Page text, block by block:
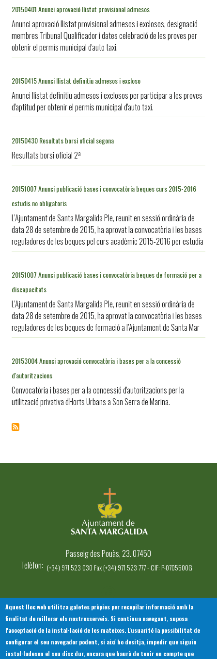
20150401 Anunci aprovació llistat provisional admesos
Anunci aprovació llistat provisional admesos i exclosos, designació
membres Tribunal Qualificador i dates celebració de les proves per
obtenir el permís municipal d'auto taxi.
20150415 Anunci llistat definitiu admesos i excloso
Anunci llistat definitiu admesos i exclosos per participar a les proves
d'aptitud per obtenir el permís municipal d'auto taxi.
20150430 Resultats borsi oficial segona
Resultats borsi oficial 2ª
20151007 Anunci publicació bases i convocatòria beques curs 2015-2016
estudis no obligatoris
L’Ajuntament de Santa Margalida Ple, reunit en sessió ordinària de
data 28 de setembre de 2015, ha aprovat la convocatòria i les bases
reguladores de les beques pel curs acadèmic 2015-2016 per estudia
20151007 Anunci publicació bases i convocatòria beques de formació per a
discapacitats
L’Ajuntament de Santa Margalida Ple, reunit en sessió ordinària de
data 28 de setembre de 2015, ha aprovat la convocatòria i les bases
reguladores de les beques de formació a l’Ajuntament de Santa Mar
20153004 Anunci aprovació convocatòria i bases per a la concessió
d'autoritzacions
Convocatòria i bases per a la concessió d'autoritzacions per la
utilització privativa d'Horts Urbans a Son Serra de Marina.
Footer
menu
INICI AJUNTAMENT
EL NOSTRE MUNICIPI
SERVEIS MUNICIPALS
TOTES LES NOTÍCIES
Passeig des Pouàs, 23. 07450
Telèfon
(+34) 971 523 030 Fax (+34) 971 523 777 - CIF: P-0705500G
Aquest lloc web utilitza galetes pròpies per recopilar informació amb la
finalitat de millorar els nostresserveis. Si continua navegant, suposa
l'acceptació de la instal·lació de les mateixes. L'usuarité la possibilitat de
configurar el seu navegador podent, si així ho desitja, impedir que siguin
instal·ladesen el seu disc dur, encara que haurà de tenir en compte que